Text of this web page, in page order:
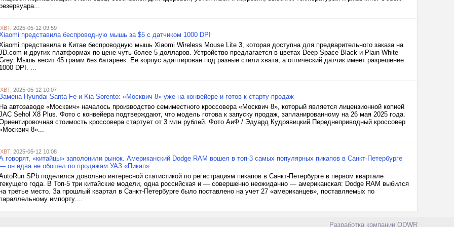
, 2025-05-12 09:59
представила беспроводную мышь за $5 с датчиком 1000 DPI
представила в Китае беспроводную мышь Xiaomi Wireless Mouse Lite 3, которая доступна для предварительного заказа на
и других платформах по цене чуть более 5 долларов. Устройство предлагается в цветах Deep Space Black и Plain White
Мышь весит 45 грамм без батареек. Её корпус адаптирован под разные стили хвата, а оптический датчик имеет разрешение
1000 DPI. ...
, 2025-05-12 10:07
Hyundai Santa Fe и Kia Sorento: «Москвич 8» уже на конвейере и готов к старту продаж
На автозаводе «Москвич» началось производство семиместного кроссовера «Москвич 8», который является лицензионной копией
Sehol X8 Plus. Фото с конвейера подтверждают, что модель готова к запуску продаж, запланированному на 26 мая 2025 года.
стоимость кроссовера стартует от 3 млн рублей. Фото АиФ / Эдуард Кудрявицкий Переднеприводный кроссовер
8»...
, 2025-05-12 10:08
говорят, «китайцы» заполонили рынок. Американский Dodge RAM вошел в топ-3 самых популярных пикапов в Санкт-Петербурге
он едва не обошел по продажам УАЗ «Пикап»
SPb поделился довольно интересной статистикой по регистрациям пикапов в Санкт-Петербурге в первом квартале
года. В Топ-5 три китайские модели, одна российская и — совершенно неожиданно — американская: Dodge RAM выбился
третье место. За прошлый квартал в Санкт-Петербурге было поставлено на учет 27 «американцев», поставляемых по
импорту....
Разработка компании ODWR